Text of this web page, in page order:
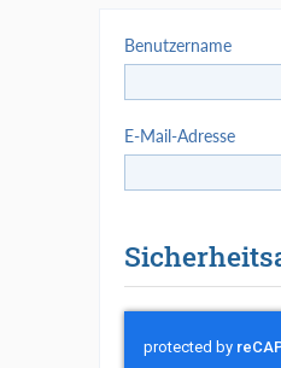
Benutzername
E-Mail-Adresse